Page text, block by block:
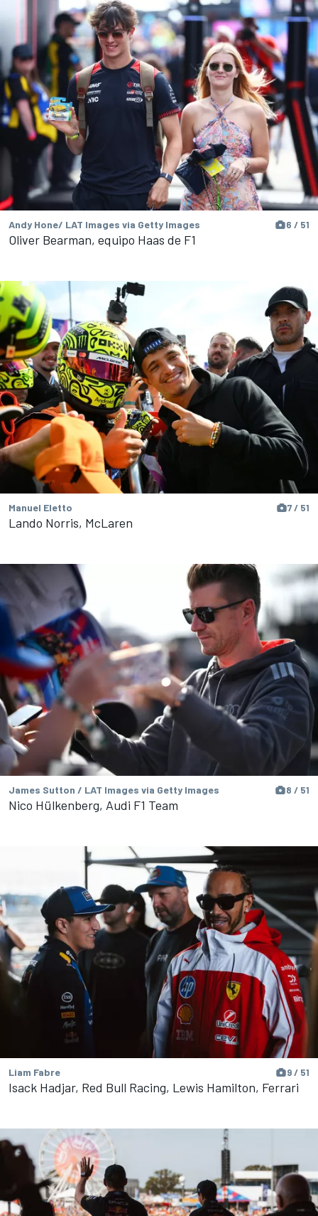
Andy Hone/ LAT Images via Getty Images 6 / 51
Oliver Bearman, equipo Haas de F1
Manuel Eletto 7 / 51
Lando Norris, McLaren
James Sutton / LAT Images via Getty Images 8 / 51
Nico Hülkenberg, Audi F1 Team
Liam Fabre 9 / 51
Isack Hadjar, Red Bull Racing, Lewis Hamilton, Ferrari